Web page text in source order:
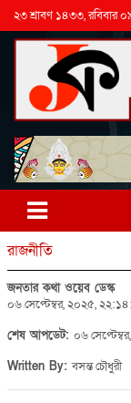
২৩ শ্রাবণ ১৪৩৩, রবিবার
রাজনীতি
জনতার কথা ওয়েব ডেস্ক
০৬ সেপ্টেম্বর, ২০২৫,
শেষ আপডেট: ০৬
Written By:বসন্ত চৌধুরী